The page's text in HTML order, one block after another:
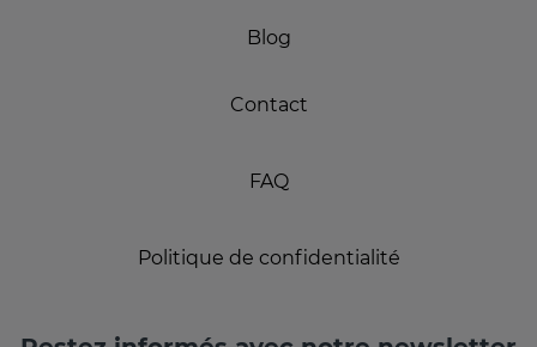
Blog
Contact
FAQ
Politique de confidentialité